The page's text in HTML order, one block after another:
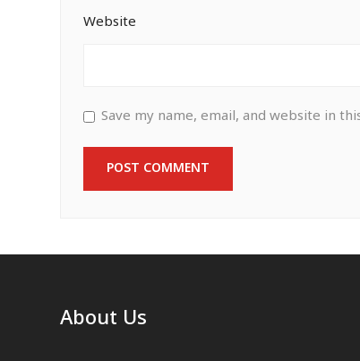
Website
Save my name, email, and website in
About Us